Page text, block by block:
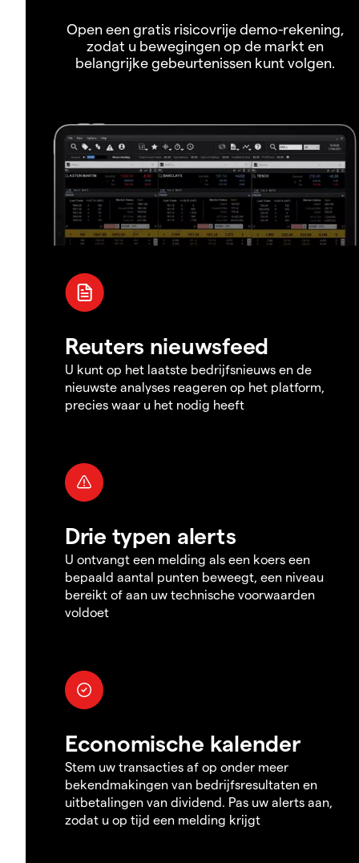
Open een gratis risicovrije demo-rekening,
zodat u bewegingen op de markt en
belangrijke gebeurtenissen kunt volgen.
Reuters nieuwsfeed
U kunt op het laatste bedrijfsnieuws en de
nieuwste analyses reageren op het platform,
precies waar u het nodig heeft
Drie typen alerts
U ontvangt een melding als een koers een
bepaald aantal punten beweegt, een niveau
bereikt of aan uw technische voorwaarden
voldoet
Economische kalender
Stem uw transacties af op onder meer
bekendmakingen van bedrijfsresultaten en
uitbetalingen van dividend. Pas uw alerts aan,
zodat u op tijd een melding krijgt